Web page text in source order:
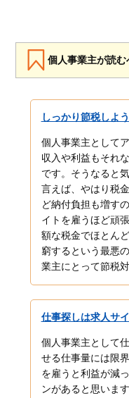
個人事業主が読
しっかり節税しよう
個人事業主として
収入や利益もそれ
です。そうなると
言えば、やはり税
ど納付負担も増す
イトを雇うほど頑
額な税金でほとん
窮するという最悪
業主にとって節税
仕事探しは求人サ
個人事業主として
せる仕事量には限
を雇うと利益が減
ンがあると思いま